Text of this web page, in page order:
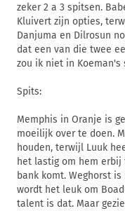
zeker 2 a 3 spitsen.
Kluivert zijn opties,
Danjuma en Dilrosun
dat een van die twee
zou ik niet in
Spits:
Memphis in Oranje is
moeilijk over te doen.
houden, terwijl Luuk
het lastig om hem
bank komt. Weghorst
wordt het leuk om
talent is dat. Maar